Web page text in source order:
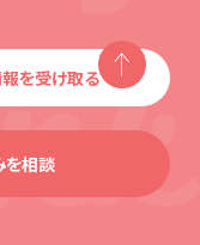
を受け取る
を相談